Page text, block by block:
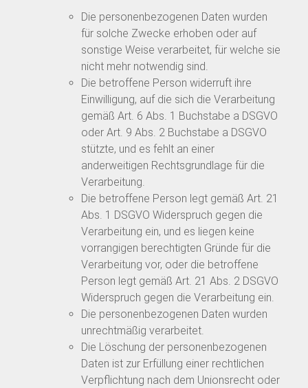
Die personenbezogenen Daten wurden
für solche Zwecke erhoben oder auf
sonstige Weise verarbeitet, für welche sie
nicht mehr notwendig sind.
Die betroffene Person widerruft ihre
Einwilligung, auf die sich die Verarbeitung
gemäß Art. 6 Abs. 1 Buchstabe a DSGVO
oder Art. 9 Abs. 2 Buchstabe a DSGVO
stützte, und es fehlt an einer
anderweitigen Rechtsgrundlage für die
Verarbeitung.
Die betroffene Person legt gemäß Art. 21
Abs. 1 DSGVO Widerspruch gegen die
Verarbeitung ein, und es liegen keine
vorrangigen berechtigten Gründe für die
Verarbeitung vor, oder die betroffene
Person legt gemäß Art. 21 Abs. 2 DSGVO
Widerspruch gegen die Verarbeitung ein.
Die personenbezogenen Daten wurden
unrechtmäßig verarbeitet.
Die Löschung der personenbezogenen
Daten ist zur Erfüllung einer rechtlichen
Verpflichtung nach dem Unionsrecht oder